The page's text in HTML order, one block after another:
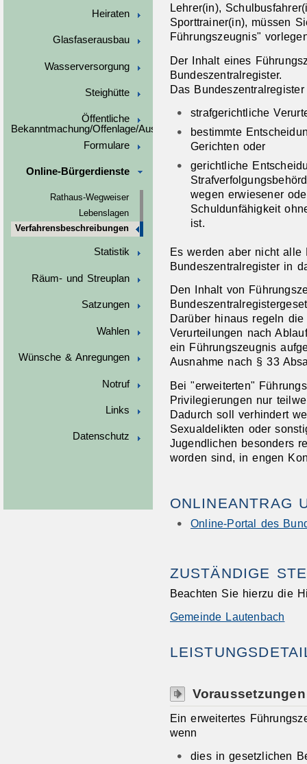
Heiraten
Glasfaserausbau
Wasserversorgung
Steighütte
Öffentliche
Bekanntmachung/Offenlage/Ausschreibungen
Formulare
Online-Bürgerdienste
Rathaus-Wegweiser
Lebenslagen
Verfahrensbeschreibungen
Statistik
Räum- und Streuplan
Satzungen
Wahlen
Wünsche & Anregungen
Notruf
Links
Datenschutz
Lehrer(in),
Sporttrainer(in), müssen
Führungszeugnis"
Der Inhalt eines
Bundeszentralregister.
Das
strafgerichtliche
bestimmte
Gerichten oder
gerichtliche
wegen erwiesener
Schuldunfähigkeit
ist.
Es werden aber nicht alle
Bundeszentralregister in
Den Inhalt von
Darüber hinaus regeln
Verurteilungen nach
ein Führungszeugnis
Ausnahme nach § 33
Bei "erweiterten"
Privilegierungen nur
Dadurch soll verhindert
Sexualdelikten oder
Jugendlichen besonders
worden sind, in engen
ONLINEANTRAG
Online-Portal des
ZUSTÄNDIGE
Beachten Sie hierzu die
Gemeinde Lautenbach
Voraussetzungen
Ein erweitertes
wenn
dies in gesetzlichen